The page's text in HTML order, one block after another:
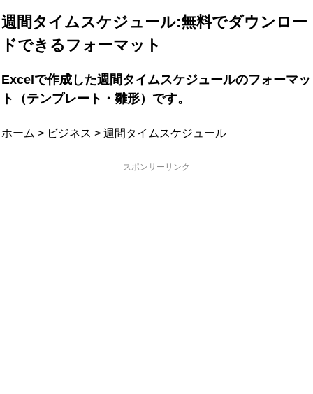
週間タイムスケジュール:無料でダウンロー
ドできるフォーマット
Excelで作成した週間タイムスケジュールのフォーマッ
ト（テンプレート・雛形）です。
ホーム > ビジネス > 週間タイムスケジュール
スポンサーリンク